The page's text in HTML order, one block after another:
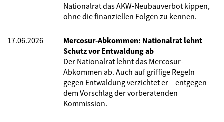
Nationalrat das AKW-Neubauverbot kippen,
ohne die finanziellen Folgen zu kennen.
17.06.2026
Mercosur-Abkommen: Nationalrat lehnt
Schutz vor Entwaldung ab
Der Nationalrat lehnt das Mercosur-
Abkommen ab. Auch auf griffige Regeln
gegen Entwaldung verzichtet er – entgegen
dem Vorschlag der vorberatenden
Kommission.